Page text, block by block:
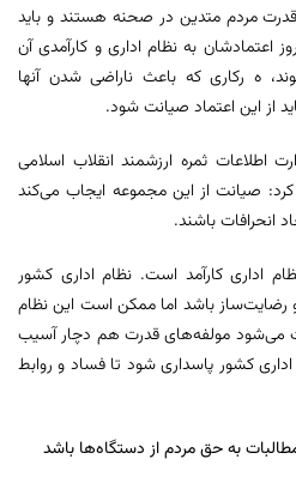
مردم متدین در صحنه هستند و باید
اعتمادشان به نظام اداری و کارآمدی آن
ه رکاری که باعث ناراضی شدن آنها
از این اعتماد صیانت شود.
اطلاعات ثمره ارزشمند انقلاب اسلامی
صیانت از این مجموعه ایجاب می‌کند
انحرافات باشند.
اداری کارآمد است. نظام اداری کشور
و رضایت‌ساز باشد اما ممکن است این نظام
می‌شود مولفه‌های قدرت هم دچار آسیب
اداری کشور پاسداری شود تا فساد و روابط
به حق مردم از دستگاه‌ها باشد